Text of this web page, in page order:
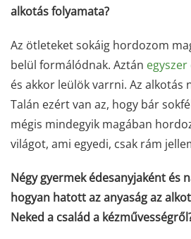
alkotás folyamata?
Az ötleteket sokáig hordozom
belül formálódnak. Aztán
és akkor leülök varrni. Az alkotás
Talán ezért van az, hogy bár
mégis mindegyik magában
világot, ami egyedi, csak rám
Négy gyermek édesanyjaként és
hogyan hatott az anyaság az
Neked a család a